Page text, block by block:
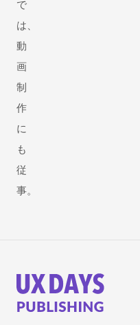
で
は、
動
画
制
作
に
も
従
事。